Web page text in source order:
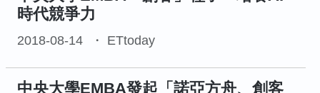
時代競爭力
2018-08-14 ETtoday
中央大學EMBA發起「諾亞方舟、創客